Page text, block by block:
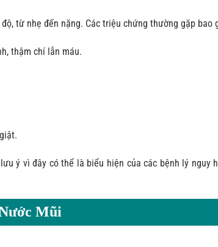
từ nhẹ đến nặng. Các triệu chứng thường gặp bao
thậm chí lẫn máu.
ý vì đây có thể là biểu hiện của các bệnh lý nguy
Mũi